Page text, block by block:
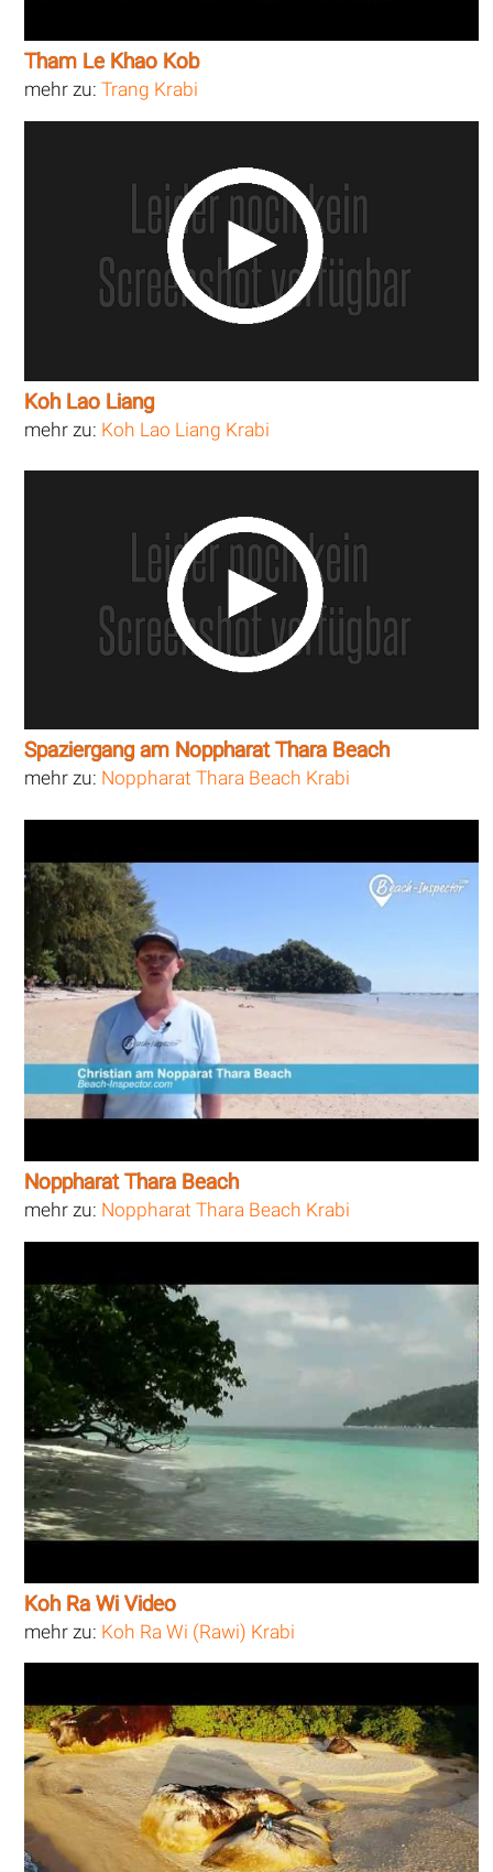
Tham Le Khao Kob
mehr zu:Trang Krabi
Koh Lao Liang
mehr zu: Koh Lao Liang Krabi
Spaziergang am Noppharat Thara Beach
mehr zu: Noppharat Thara Beach Krabi
Noppharat Thara Beach
mehr zu: Noppharat Thara Beach Krabi
Koh Ra Wi Video
mehr zu: Koh Ra Wi (Rawi) Krabi